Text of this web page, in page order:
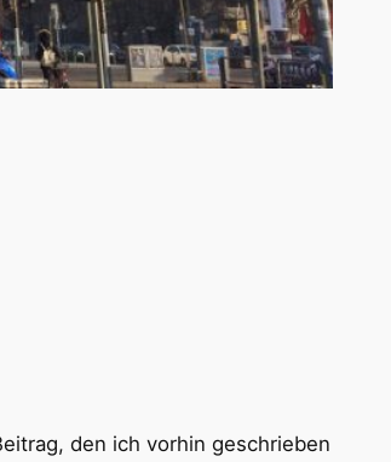
den ich vorhin geschrieben